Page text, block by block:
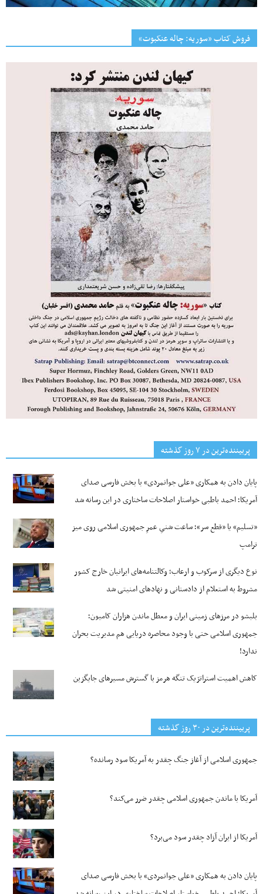
فروش کتاب «سوریه: چاله عنکبوت»
پربیننده‌ترین‌ در ۷ روز گذشته
پایان دادن به همکاری «علی جوانمردی» با بخش فارسی صدای
آمریکا؛ احمد باطبی خواستار اصلاحات ساختاری در این رسانه شد
«تسلیم» یا «قطع سر»؛ ساعت شنیِ عمرِ جمهوری اسلامی روی میز
ترامپ
نوع دیگری از سرکوب و ارعاب؛ وکالتنامه‌های ایرانیان خارج کشور
مشروط به استعلام از دادستانی و نهادهای امنیتی شد
بلبشو در مرزهای زمینی ایران و معطل ماندن هزاران کامیون؛
جمهوری اسلامی حتی با وجود محاصره دریایی هم مدیریت بحران
ندارد!
کاهش اهمیت استراتژیک تنگه‌ هرمز با گسترش مسیرهای جایگزین
پربیننده‌ترین‌ در ۳۰ روز گذشته
جمهوری اسلامی از آغاز جنگ چقدر به آمریکا سود رسانده؟
آمریکا با ماندن جمهوری اسلامی چقدر ضرر می‌کند؟
آمریکا از ایران آزاد چقدر سود می‌برد؟
پایان دادن به همکاری «علی جوانمردی» با بخش فارسی صدای